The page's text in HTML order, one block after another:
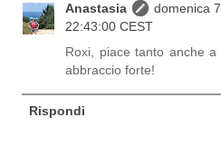
Anastasia
domenica
22:43:00 CEST
Roxi, piace tanto anche
abbraccio forte!
Rispondi